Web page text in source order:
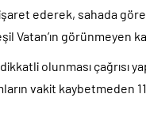
ederek, sahada
görünmeyen
olunması çağrısı
vakit kaybetmeden